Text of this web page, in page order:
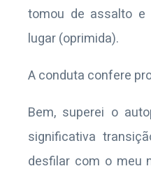
tomou de assalto e
lugar (oprimida).
A conduta confere
Bem, superei o
significativa
desfilar com o meu